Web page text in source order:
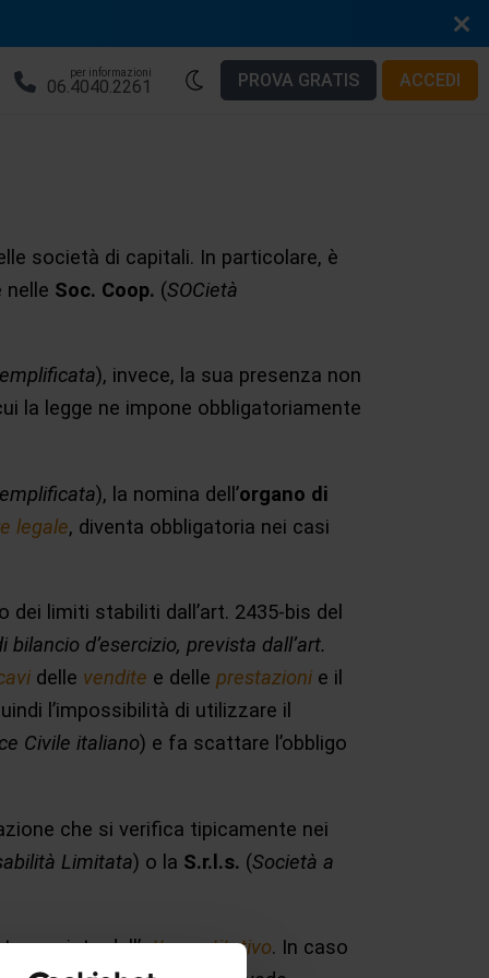
per informazioni
06.4040.2261 PROVA GRATIS ACCEDI
società di capitali. In particolare, è
nelle Soc. Coop. (SOCietà
), invece, la sua presenza non
la legge ne impone obbligatoriamente
), la nomina dell’organo di
legale, diventa obbligatoria nei casi
limiti stabiliti dall’art. 2435-bis del
d’esercizio, prevista dall’art.
delle vendite e delle prestazionie il
l’impossibilità di utilizzare il
Civile italiano) e fa scattare l’obbligo
che si verifica tipicamente nei
Limitata) o la S.r.l.s. (Società a
previsto dall’atto costitutivo. In caso